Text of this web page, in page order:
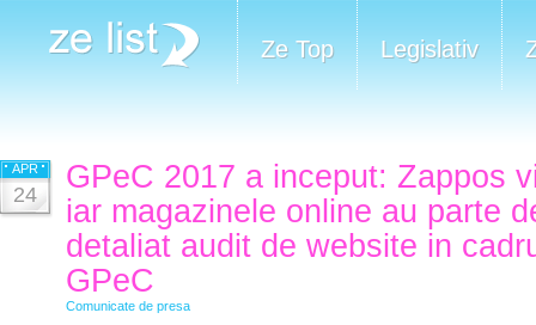
Ze Top Legislativ
APR
24
GPeC 2017 a inceput: Zappos
iar magazinele online au parte
detaliat audit de website in
GPeC
Comunicate de presa